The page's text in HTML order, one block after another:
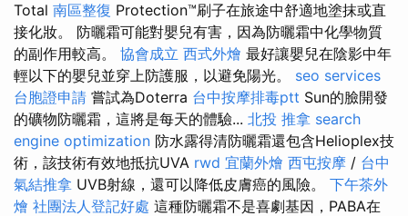
Total 南區整復 Protection™刷子在旅途中舒適地塗抹或直
接化妝。 防曬霜可能對嬰兒有害，因為防曬霜中化學物質
的副作用較高。 協會成立 西式外燴 最好讓嬰兒在陰影中年
輕以下的嬰兒並穿上防護服，以避免陽光。 seo services
台胞證申請 嘗試為Doterra 台中按摩排毒ptt Sun的臉開發
的礦物防曬霜，這將是每天的體驗... 北投 推拿 search
engine optimization 防水露得清防曬霜還包含Helioplex技
術，該技術有效地抵抗UVA rwd 宜蘭外燴 西屯按摩 / 台中
氣結推拿 UVB射線，還可以降低皮膚癌的風險。 下午茶外
燴 社團法人登記好處 這種防曬霜不是喜劇基因，PABA在